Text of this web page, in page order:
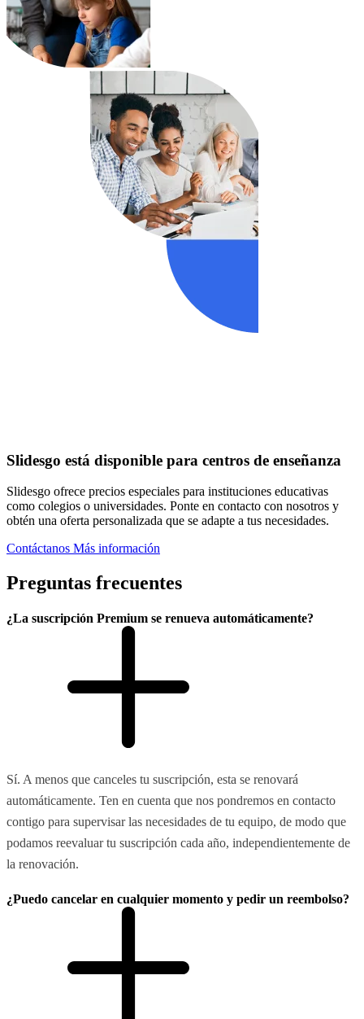
Slidesgo está disponible para centros de enseñanza
Slidesgo ofrece precios especiales para instituciones educativas
como colegios o universidades. Ponte en contacto con nosotros y
obtén una oferta personalizada que se adapte a tus necesidades.
Contáctanos Más información
Preguntas frecuentes
¿La suscripción Premium se renueva automáticamente?
Sí. A menos que canceles tu suscripción, esta se renovará
automáticamente. Ten en cuenta que nos pondremos en contacto
contigo para supervisar las necesidades de tu equipo, de modo que
podamos reevaluar tu suscripción cada año, independientemente de
la renovación.
¿Puedo cancelar en cualquier momento y pedir un reembolso?